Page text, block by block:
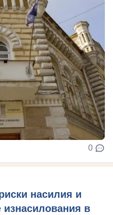
0
насилия и
в